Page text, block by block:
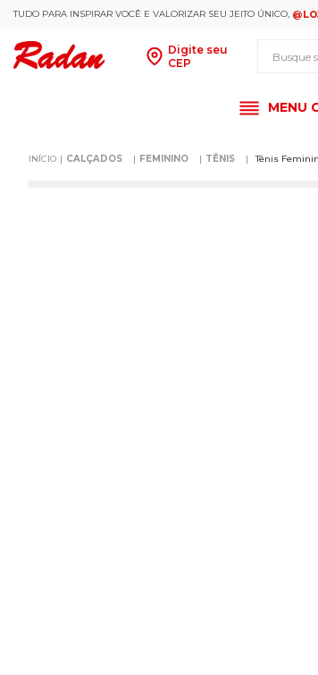
TUDO PARA INSPIRAR VOCÊ E VALORIZAR SEU JEITO ÚNICO,
Digite seu
CEP
MENU
CALÇADOS FEMININO TÊNIS Tênis